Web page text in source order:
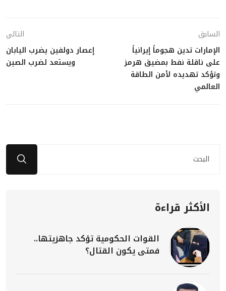
السابق
الإمارات تدين هجوماً إيرانياً
على ناقلة نفط بمضيق هرمز
وتؤكد تهديده لأمن الطاقة
العالمي
التالي
إعصار دولفين يضرب اليابان
ويستعد لضرب الصين
الأكثر قراءة
القوات الحكومية تؤكد جاهزيتها..
فمتى يكون القتال؟